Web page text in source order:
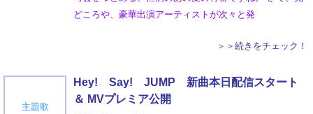
どころや、豪華出演アーティストが次々と発
＞＞続きをチェック！
主題歌
Hey! Say! JUMP 新曲本日配信スタート
＆ MVプレミア公開